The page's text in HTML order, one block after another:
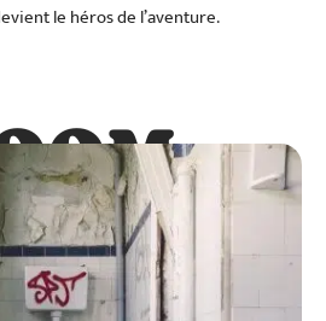
le héros de l’aventure.